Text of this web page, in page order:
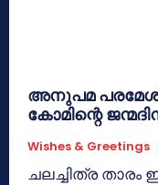
അനുപമ
കോമിന്റെ
Wishes & Greetings
ചലച്ചിത്ര